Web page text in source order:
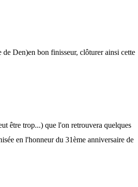
Den)en bon finisseur, clôturer ainsi cette
être trop...) que l'on retrouvera quelques
en l'honneur du 31ème anniversaire de